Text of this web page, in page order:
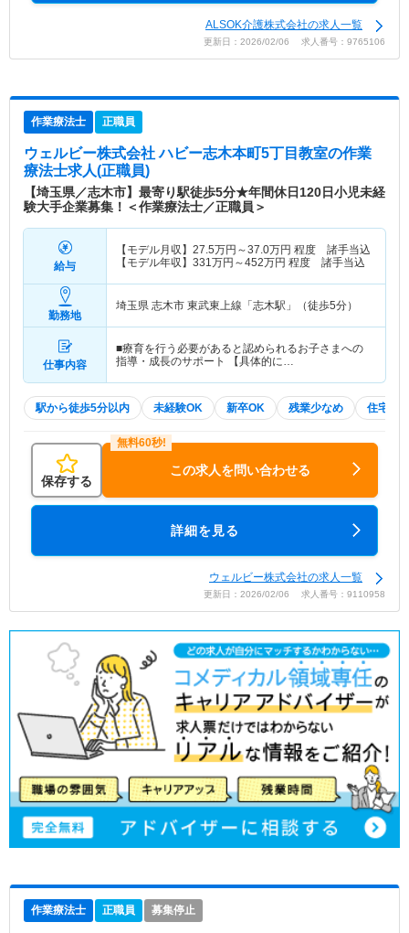
ALSOK介護株式会社の求人一覧
更新日：2026/02/06 求人番号：9765106
作業療法士 正職員
ウェルビー株式会社 ハビー志木本町5丁目教室の作業
療法士求人(正職員)
【埼玉県／志木市】最寄り駅徒歩5分★年間休日120日小児未経
験大手企業募集！＜作業療法士／正職員＞
給与
【モデル月収】 27.5万円～37.0万円 程度 諸手当込
【モデル年収】 331万円～452万円 程度 諸手当込
勤務地
埼玉県 志木市 東武東上線「志木駅」（徒歩5分）
仕事内容
■療育を行う必要があると認められるお子さまへの
指導・成長のサポート 【具体的に…
駅から徒歩5分以内 未経験OK 新卒OK 残業少なめ 住宅手
保存する
この求人を問い合わせる
詳細を見る
ウェルビー株式会社の求人一覧
更新日：2026/02/06 求人番号：9110958
作業療法士 正職員 募集停止